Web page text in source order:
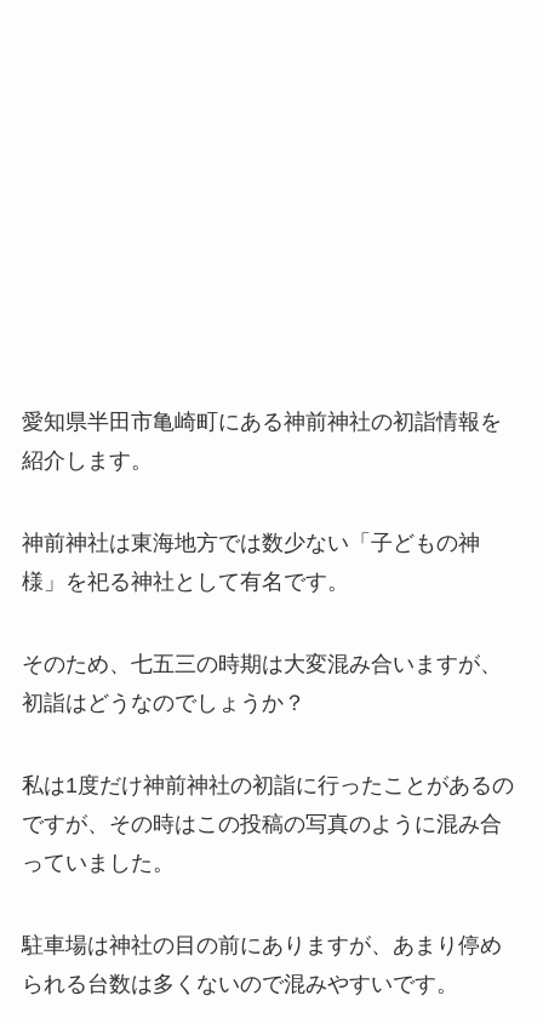
愛知県半田市亀崎町にある神前神社の初詣情報を
紹介します。
神前神社は東海地方では数少ない「子どもの神
様」を祀る神社として有名です。
そのため、七五三の時期は大変混み合いますが、
初詣はどうなのでしょうか？
私は1度だけ神前神社の初詣に行ったことがあるの
ですが、その時はこの投稿の写真のように混み合
っていました。
駐車場は神社の目の前にありますが、あまり停め
られる台数は多くないので混みやすいです。